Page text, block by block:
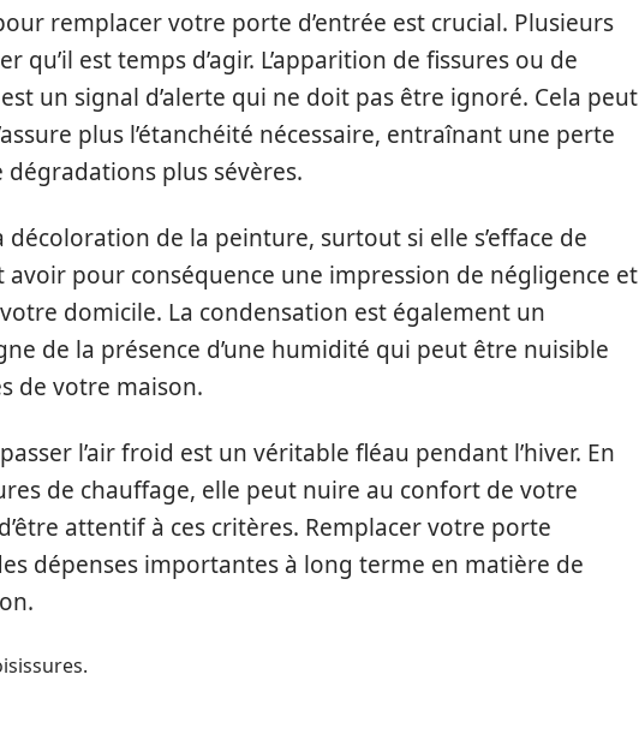
remplacer votre porte d’entrée est crucial. Plusieurs
qu’il est temps d’agir. L’apparition de fissures ou de
un signal d’alerte qui ne doit pas être ignoré. Cela peut
plus l’étanchéité nécessaire, entraînant une perte
dégradations plus sévères.
de la peinture, surtout si elle s’efface de
avoir pour conséquence une impression de négligence et
domicile. La condensation est également un
de la présence d’une humidité qui peut être nuisible
de votre maison.
l’air froid est un véritable fléau pendant l’hiver. En
de chauffage, elle peut nuire au confort de votre
attentif à ces critères. Remplacer votre porte
dépenses importantes à long terme en matière de